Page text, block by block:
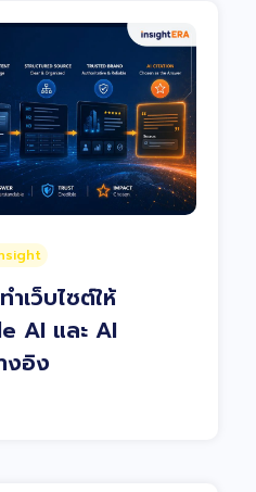
เว็บไซต์ให้
AI และ AI
งอิง